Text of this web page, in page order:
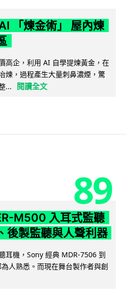
「煉金術」 屋內煉
高企，利用 AI 自學提煉黃金，在
煉，過程產生大量刺鼻濃煙，驚
...
閱讀全文
89
M500 入耳式監聽
後製監聽與人聲利器
耳機，Sony 經典 MDR-7506 到
人熟悉。而現在舞台製作者與創